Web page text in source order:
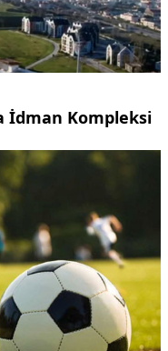
İdman Kompleksi